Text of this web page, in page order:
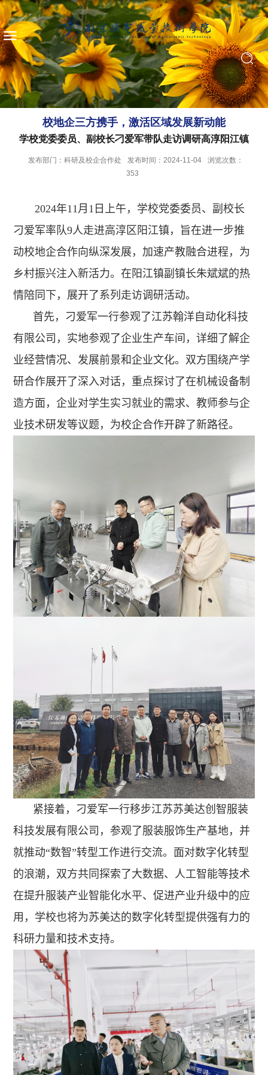
校地企三方携手，激活区域发展新动能
学校党委委员、副校长刁爱军带队走访调研高淳阳江镇
发布部门：科研及校企合作处 发布时间：2024-11-04
浏览次数：
353
2024年11月 1 日上午，学校党委委员、副校长
刁爱军率队9人走进高淳区阳江镇，旨在进一步推
动校地企合作向纵深发展，加速产教融合进程，为
乡村振兴注入新活力。在阳江镇副镇长朱斌斌的热
情陪同下，展开了系列走访调研活动。
首先，刁爱军一行参观了江苏翰洋自动化科技
有限公司，实地参观了企业生产车间，详细了解企
业经营情况、发展前景和企业文化。双方围绕产学
研合作展开了深入对话，重点探讨了在机械设备制
造方面，企业对学生实习就业的需求、教师参与企
业技术研发等议题，为校企合作开辟了新路径。
紧接着，刁爱军一行移步江苏苏美达创智服装
科技发展有限公司，参观了服装服饰生产基地，并
就推动“数智”转型工作进行交流。面对数字化转型
的浪潮，双方共同探索了大数据、人工智能等技术
在提升服装产业智能化水平、促进产业升级中的应
用，学校也将为苏美达的数字化转型提供强有力的
科研力量和技术支持。